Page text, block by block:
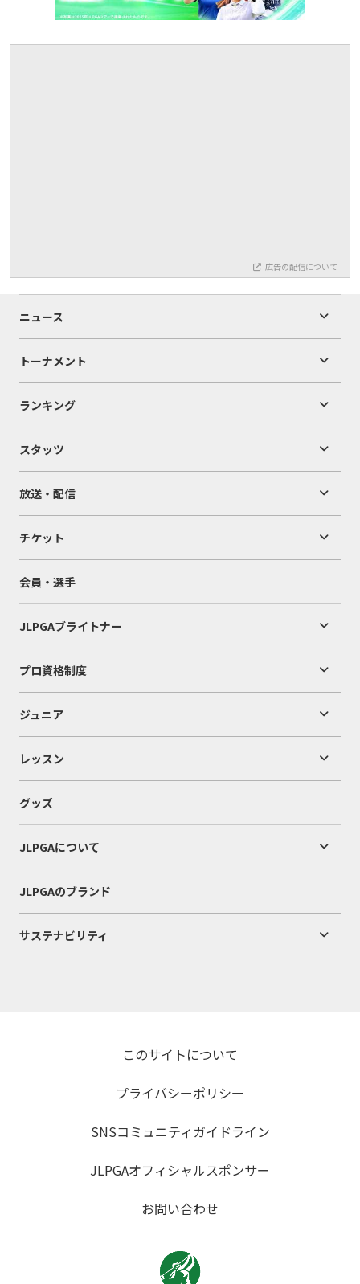
広告の配信について
ニュース
トーナメント
ランキング
スタッツ
放送・配信
チケット
会員・選手
JLPGAブライトナー
プロ資格制度
ジュニア
レッスン
グッズ
JLPGAについて
JLPGAのブランド
サステナビリティ
このサイトについて
プライバシーポリシー
SNSコミュニティガイドライン
JLPGAオフィシャルスポンサー
お問い合わせ